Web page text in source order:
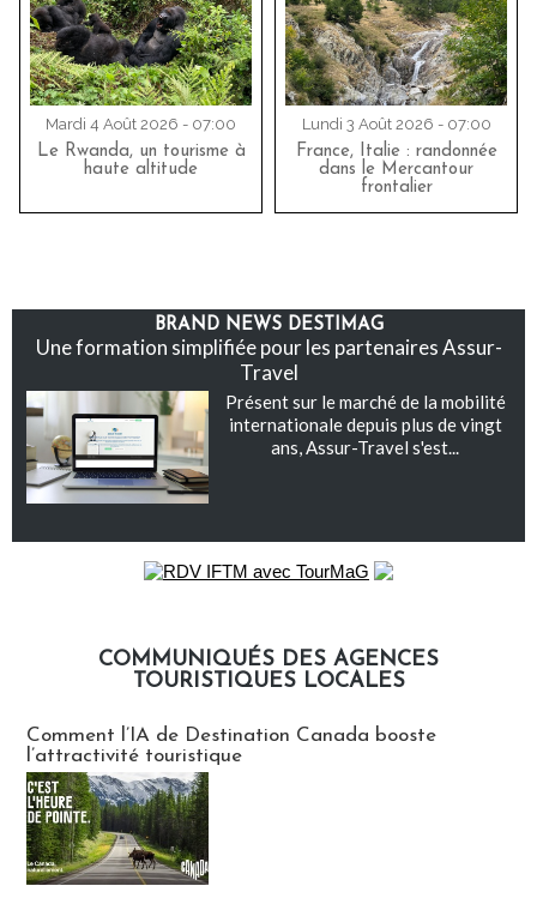
Mardi 4 Août 2026 - 07:00
Le Rwanda, un tourisme à
haute altitude
Lundi 3 Août 2026 - 07:00
France, Italie : randonnée
dans le Mercantour
frontalier
BRAND NEWS DESTIMAG
Une formation simplifiée pour les partenaires Assur-
Travel
Présent sur le marché de la mobilité
internationale depuis plus de vingt
ans, Assur-Travel s'est...
COMMUNIQUÉS DES AGENCES
TOURISTIQUES LOCALES
Comment l’IA de Destination Canada booste
l’attractivité touristique